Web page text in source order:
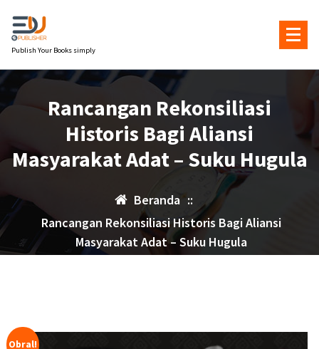
konten
Publish Your Books simply
Rancangan Rekonsiliasi
Historis Bagi Aliansi
Masyarakat Adat – Suku Hugula
Beranda ::
Rancangan Rekonsiliasi Historis Bagi Aliansi
Masyarakat Adat – Suku Hugula
Obral!